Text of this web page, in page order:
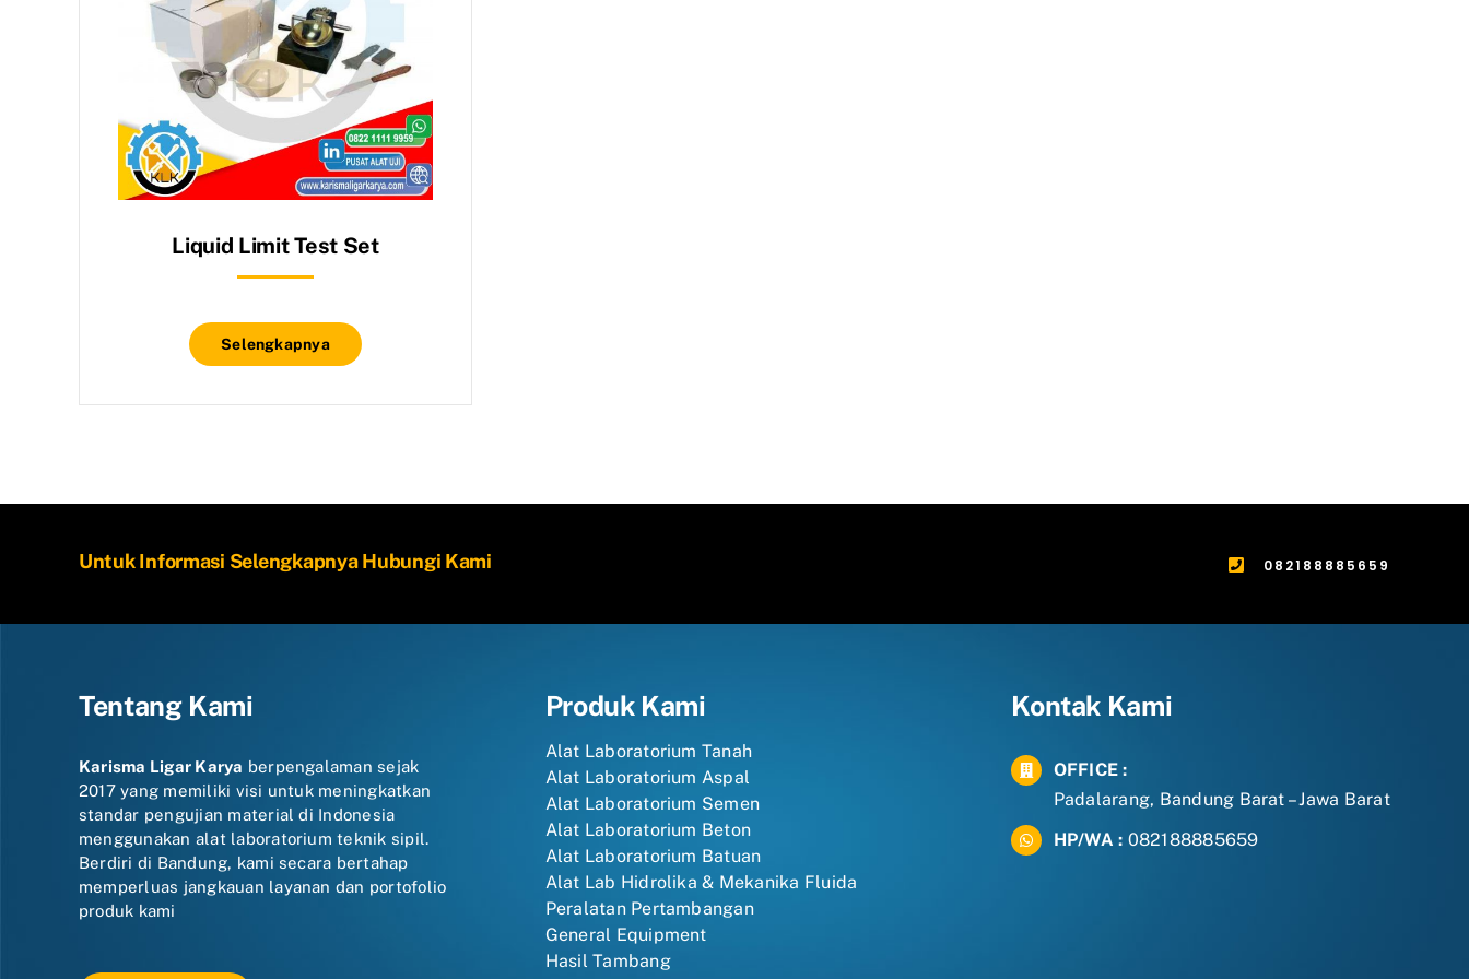
Liquid Limit Test Set
Selengkapnya
Untuk Informasi Selengkapnya Hubungi Kami 082188885659
Tentang Kami
Karisma Ligar Karya berpengalaman sejak
2017 yang memiliki visi untuk meningkatkan
standar pengujian material di Indonesia
menggunakan alat laboratorium teknik sipil.
Berdiri di Bandung, kami secara bertahap
memperluas jangkauan layanan dan portofolio
produk kami
Produk Kami
Alat Laboratorium Tanah
Alat Laboratorium Aspal
Alat Laboratorium Semen
Alat Laboratorium Beton
Alat Laboratorium Batuan
Alat Lab Hidrolika & Mekanika Fluida
Peralatan Pertambangan
General Equipment
Hasil Tambang
Kontak Kami
OFFICE :
Padalarang, Bandung Barat – Jawa Barat
HP/WA : 082188885659